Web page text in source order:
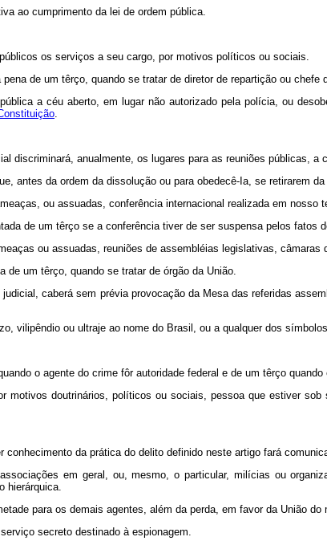
ao cumprimento da lei de ordem pública.
os serviços a seu cargo, por motivos políticos ou sociais.
de um têrço, quando se tratar de diretor de repartição ou chefe
a céu aberto, em lugar não autorizado pela polícia, ou
.
discriminará, anualmente, os lugares para as reuniões públicas,
antes da ordem da dissolução ou para obedecê-Ia, se retirarem da
ou assuadas, conferência internacional realizada em nosso
de um têrço se a conferência tiver de ser suspensa pelos fatos
ou assuadas, reuniões de assembléias legislativas,
de um têrço, quando se tratar de órgão da União.
caberá sem prévia provocação da Mesa das referidas
vilipêndio ou ultraje ao nome do Brasil, ou a qualquer dos
o agente do crime fôr autoridade federal e de um têrço
motivos doutrinários, políticos ou sociais, pessoa que estiver
conhecimento da prática do delito definido neste artigo fará
em geral, ou, mesmo, o particular, milícias ou
hierárquica.
para os demais agentes, além da perda, em favor da União do
secreto destinado à espionagem.